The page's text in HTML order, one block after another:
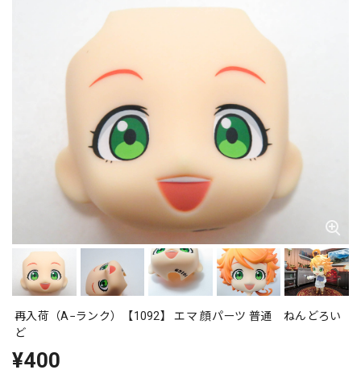
再入荷（A−ランク）【1092】 エマ 顔パーツ 普通 ねんどろい
ど
¥400